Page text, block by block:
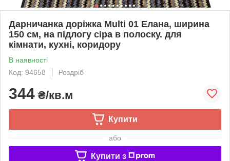
Дарничанка доріжка Multi 01 Елана, ширина
150 см, на підлогу сіра в полоску. для
кімнати, кухні, коридору
В наявності
Код: 94658
Роздріб
344 ₴/кв.м
Купити
або
Купити з